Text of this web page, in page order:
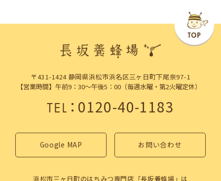
〒431-1424 静岡県浜松市浜名区三ヶ日町下尾奈97-1
【営業時間】午前9：30～午後5：00（毎週水曜・第2火曜定休）
TEL：0120-40-1183
Google MAP お問い合わせ
浜松市三ヶ日町のはちみつ専門店「長坂養蜂場」は